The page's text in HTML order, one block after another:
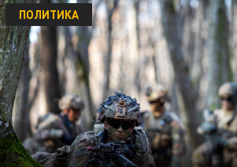
ПОЛИТИКА